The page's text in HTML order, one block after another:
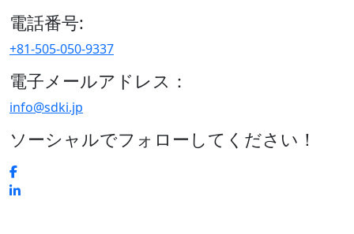
電話番号:
+81-505-050-9337
電子メールアドレス：
info@sdki.jp
ソーシャルでフォローしてください！